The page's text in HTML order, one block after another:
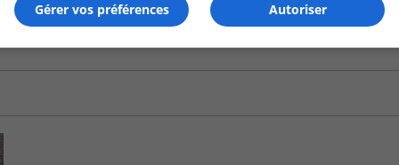
Autoriser
Gérer vos préférences